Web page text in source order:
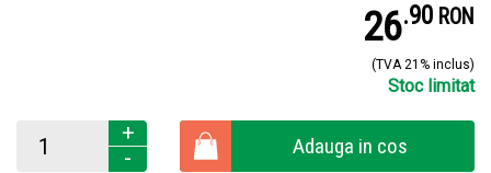
26.9 RON
(TVA 21% inclus)
Stoc limitat
+
-
Adauga in cos